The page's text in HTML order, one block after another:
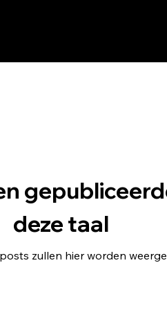
-trucs!
deze taal
zullen hier worden